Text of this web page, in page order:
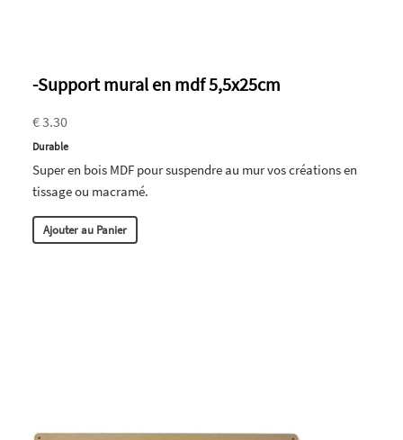
-Support mural en mdf 5,5x25cm
€ 3.30
Durable
Super en bois MDF pour suspendre au mur vos créations en
tissage ou macramé.
Ajouter au Panier